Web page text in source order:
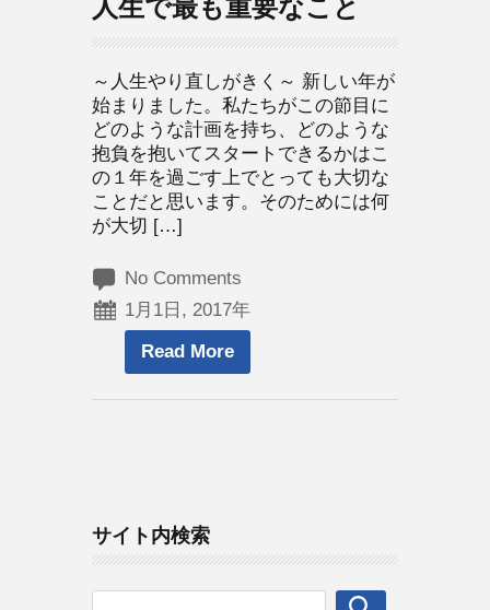
人生で最も重要なこと
～人生やり直しがきく～ 新しい年が
始まりました。私たちがこの節目に
どのような計画を持ち、どのような
抱負を抱いてスタートできるかはこ
の１年を過ごす上でとっても大切な
ことだと思います。そのためには何
が大切 […]
No Comments
1月1日, 2017年
Read More
サイト内検索